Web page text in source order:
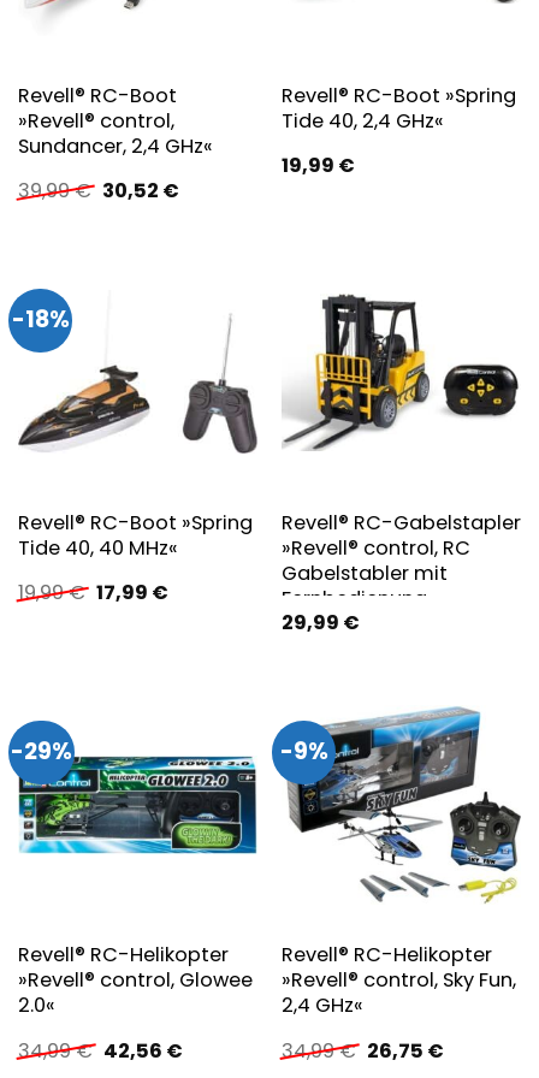
Revell® RC-Boot
»Revell® control,
Sundancer, 2,4 GHz«
39,99€ Ursprünglicher
Preis
30,52 €Aktueller
Revell® RC-Boot »Spring
Tide 40, 2,4 GHz«
19,99 €
-18%
Revell® RC-Boot »Spring
Tide 40, 40 MHz«
19,99€ Ursprünglicher
Preis
17,99 €Aktueller
Revell® RC-Gabelstapler
»Revell® control, RC
Gabelstabler mit
Fernbedienung«
29,99 €
-29%
Revell® RC-Helikopter
»Revell® control, Glowee
2.0«
34,99€ Ursprünglicher
Preis
42,56 €Aktueller
-9%
Revell® RC-Helikopter
»Revell® control, Sky Fun,
2,4 GHz«
34,99€ Ursprünglicher
Preis
26,75 €Aktueller